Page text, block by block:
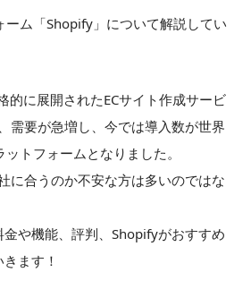
ーム「Shopify」について解説してい
的に展開されたECサイト作成サービ
需要が急増し、今では導入数が世界
トフォームとなりました。
に合うのか不安な方は多いのではな
や機能、評判、Shopifyがおすすめ
ます！